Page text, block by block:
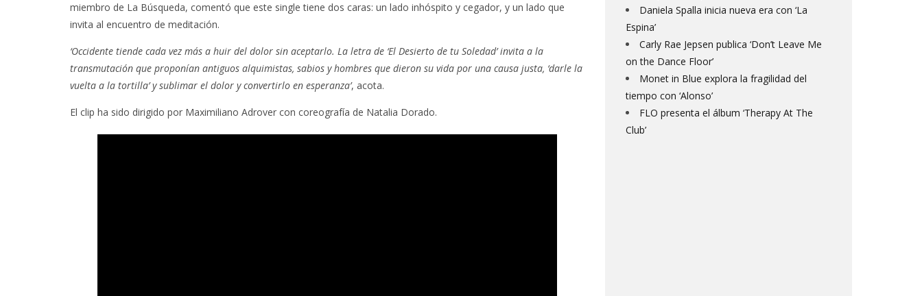
miembro de La Búsqueda, comentó que este single tiene dos caras: un lado inhóspito y cegador, y un lado que
invita al encuentro de meditación.
‘Occidente tiende cada vez más a huir del dolor sin aceptarlo. La letra de ‘El Desierto de tu Soledad’ invita a la
transmutación que proponían antiguos alquimistas, sabios y hombres que dieron su vida por una causa justa, ‘darle la
vuelta a la tortilla’ y sublimar el dolor y convertirlo en esperanza’, acota.
El clip ha sido dirigido por Maximiliano Adrover con coreografía de Natalia Dorado.
Daniela Spalla inicia nueva era con ‘La
Espina’
Carly Rae Jepsen publica ‘Don’t Leave Me
on the Dance Floor’
Monet in Blue explora la fragilidad del
tiempo con ‘Alonso’
FLO presenta el álbum ‘Therapy At The
Club’